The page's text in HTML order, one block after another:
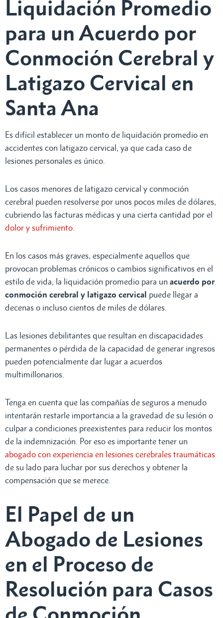
Liquidación Promedio
para un Acuerdo por
Conmoción Cerebral y
Latigazo Cervical en
Santa Ana
Es difícil establecer un monto de liquidación promedio en
accidentes con latigazo cervical, ya que cada caso de
lesiones personales es único.
Los casos menores de latigazo cervical y conmoción
cerebral pueden resolverse por unos pocos miles de dólares,
cubriendo las facturas médicas y una cierta cantidad por el
dolor y sufrimiento
En los casos más graves, especialmente aquellos que
provocan problemas crónicos o cambios significativos en el
estilo de vida, la liquidación promedio para un acuerdo por
conmoción cerebral y latigazo cervical puede llegar a
decenas o incluso cientos de miles de dólares.
Las lesiones debilitantes que resultan en discapacidades
permanentes o pérdida de la capacidad de generar ingresos
pueden potencialmente dar lugar a acuerdos
multimillonarios.
Tenga en cuenta que las compañías de seguros a menudo
intentarán restarle importancia a la gravedad de su lesión o
culpar a condiciones preexistentes para reducir los montos
de la indemnización. Por eso es importante tener un
abogado con experiencia en lesiones cerebrales traumáticas
de su lado para luchar por sus derechos y obtener la
compensación que se merece.
El Papel de un
Abogado de Lesiones
en el Proceso de
Resolución para Casos